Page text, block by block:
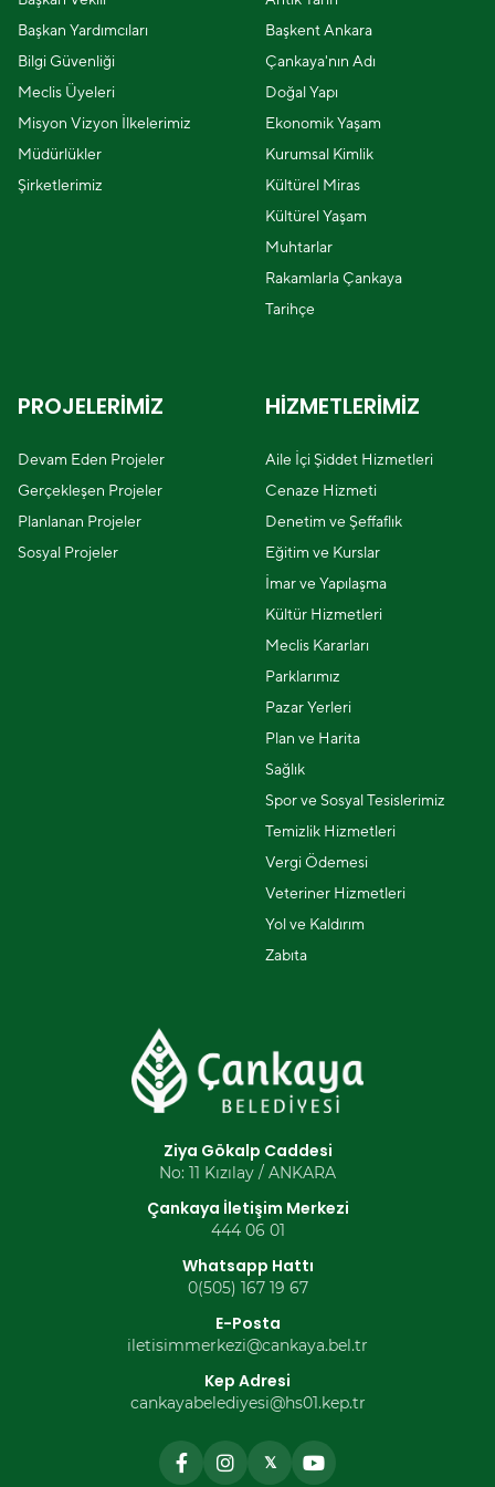
Başkan Yardımcıları
Bilgi Güvenliği
Meclis Üyeleri
Misyon Vizyon İlkelerimiz
Müdürlükler
Şirketlerimiz
Başkent Ankara
Çankaya'nın Adı
Doğal Yapı
Ekonomik Yaşam
Kurumsal Kimlik
Kültürel Miras
Kültürel Yaşam
Muhtarlar
Rakamlarla Çankaya
Tarihçe
PROJELERİMİZ
Devam Eden Projeler
Gerçekleşen Projeler
Planlanan Projeler
Sosyal Projeler
HİZMETLERİMİZ
Aile İçi Şiddet Hizmetleri
Cenaze Hizmeti
Denetim ve Şeffaflık
Eğitim ve Kurslar
İmar ve Yapılaşma
Kültür Hizmetleri
Meclis Kararları
Parklarımız
Pazar Yerleri
Plan ve Harita
Sağlık
Spor ve Sosyal Tesislerimiz
Temizlik Hizmetleri
Vergi Ödemesi
Veteriner Hizmetleri
Yol ve Kaldırım
Zabıta
Ziya Gökalp Caddesi
No: 11 Kızılay / ANKARA
Çankaya İletişim Merkezi
444 06 01
Whatsapp Hattı
0(505) 167 19 67
E-Posta
iletisimmerkezi@cankaya.bel.tr
Kep Adresi
cankayabelediyesi@hs01.kep.tr
𝕏